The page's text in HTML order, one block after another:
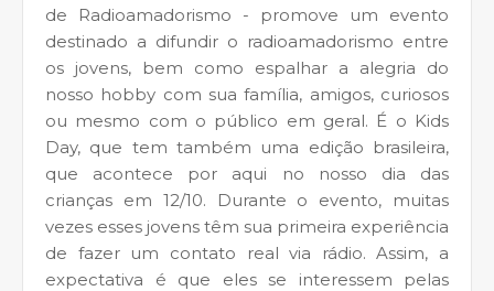
de Radioamadorismo - promove um evento
destinado a difundir o radioamadorismo entre
os jovens, bem como espalhar a alegria do
nosso hobby com sua família, amigos, curiosos
ou mesmo com o público em geral. É o Kids
Day, que tem também uma edição brasileira,
que acontece por aqui no nosso dia das
crianças em 12/10. Durante o evento, muitas
vezes esses jovens têm sua primeira experiência
de fazer um contato real via rádio. Assim, a
expectativa é que eles se interessem pelas